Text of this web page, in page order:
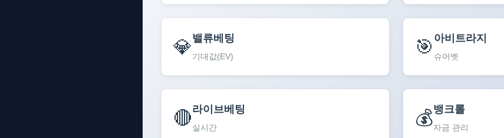
💎밸류베팅
기대값(EV) 🎯 아비트라지
슈어벳
🔴라이브베팅
실시간 💰뱅크롤
자금 관리